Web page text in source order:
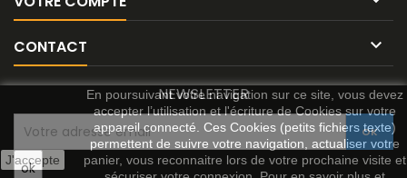
CONTACT 
J'accepte
En poursuivant votre navigation sur ce site, vous devez
accepter l’utilisation et l'écriture de Cookies sur votre
appareil connecté. Ces Cookies (petits fichiers texte)
permettent de suivre votre navigation, actualiser votre
panier, vous reconnaitre lors de votre prochaine visite et
NEWSLETTER